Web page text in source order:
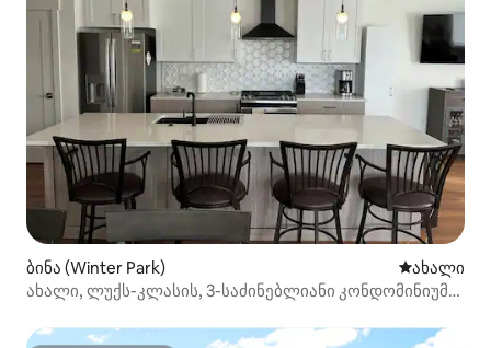
ბინა (Winter Park) ახლად
ახალი
ახალი, ლუქს-კლასის, 3-საძინებლიანი კონდომინიუმი